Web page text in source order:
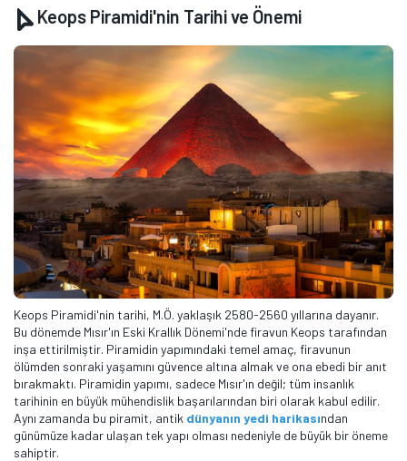
Keops Piramidi'nin Tarihi ve Önemi
Keops Piramidi'nin tarihi, M.Ö. yaklaşık 2580-2560 yıllarına dayanır.
Bu dönemde Mısır'ın Eski Krallık Dönemi'nde firavun Keops tarafından
inşa ettirilmiştir. Piramidin yapımındaki temel amaç, firavunun
ölümden sonraki yaşamını güvence altına almak ve ona ebedi bir anıt
bırakmaktı. Piramidin yapımı, sadece Mısır'ın değil; tüm insanlık
tarihinin en büyük mühendislik başarılarından biri olarak kabul edilir.
Aynı zamanda bu piramit, antik dünyanın yedi harikasından
günümüze kadar ulaşan tek yapı olması nedeniyle de büyük bir öneme
sahiptir.